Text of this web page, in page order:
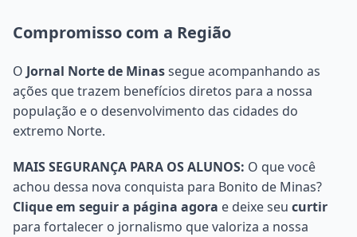
Compromisso com a Região
O Jornal Norte de Minassegue acompanhando as
ações que trazem benefícios diretos para a nossa
população e o desenvolvimento das cidades do
extremo Norte.
MAIS SEGURANÇA PARA OS ALUNOS: O que você
achou dessa nova conquista para Bonito de Minas?
Clique em seguir a página agora e deixe seu curtir
para fortalecer o jornalismo que valoriza a nossa